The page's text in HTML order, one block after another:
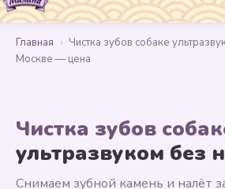
Главная › Чистка зубов собаке
Москве — цена
Чистка зубов
ультразвуком без
Снимаем зубной камень и налёт